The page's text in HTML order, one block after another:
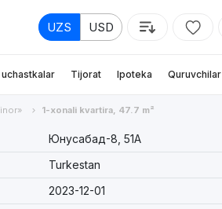
UZS USD
Tijorat Ipoteka Quruvchilar
1-xonali kvartira, 47.7 m²
Юнусaбад-8, 51А
Turkestan
2023-12-01